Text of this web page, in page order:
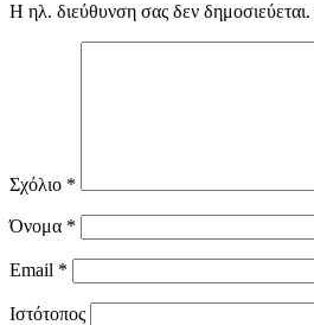
Η ηλ. διεύθυνση σας δεν δημοσιεύεται.
Σχόλιο *
Όνομα *
Email *
Ιστότοπος